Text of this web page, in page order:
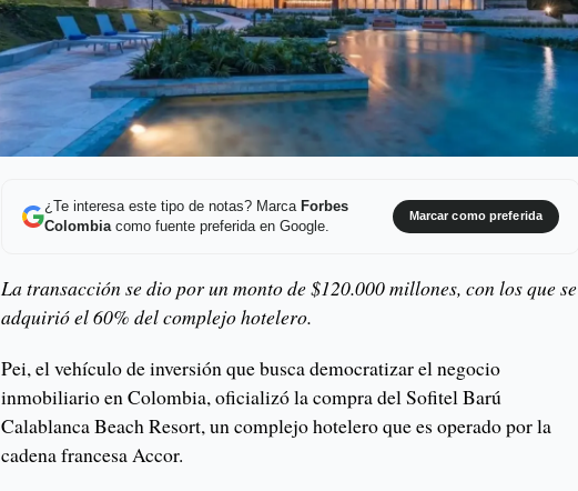
¿Te interesa este tipo de notas? Marca Forbes
Colombiacomo fuente preferida en Google.
Marcar como preferida
La transacción se dio por un monto de $120.000 millones, con los que se
adquirió el 60% del complejo hotelero.
Pei, el vehículo de inversión que busca democratizar el negocio
inmobiliario en Colombia, oficializó la compra del Sofitel Barú
Calablanca Beach Resort, un complejo hotelero que es operado por la
cadena francesa Accor.